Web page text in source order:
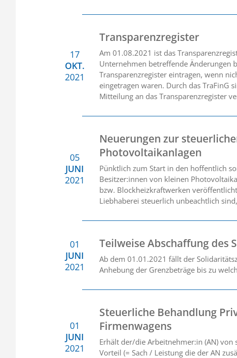
17
OKT.
2021
Transparenzregister
Am 01.08.2021 ist das
Unternehmen betreffende Änderungen
Transparenzregister eintragen, wenn
eingetragen waren. Durch das TraFinG
Mitteilung an das Transparenzregister
05
JUNI
2021
Neuerungen zur
Photovoltaikanlagen
Pünktlich zum Start in den hoffentlich
Besitzer:innen von kleinen
bzw. Blockheizkraftwerken
Liebhaberei steuerlich unbeachtlich
01
JUNI
2021
Teilweise Abschaffung des
Ab dem 01.01.2021 fällt der
Anhebung der Grenzbeträge bis zu
01
JUNI
2021
Steuerliche Behandlung
Firmenwagens
Erhält der/die Arbeitnehmer:in (AN)
Vorteil (= Sach / Leistung die der AN